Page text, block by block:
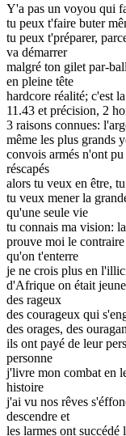
Y'a pas un voyou qui
tu peux t'faire buter
tu peux t'préparer,
va démarrer
malgré ton gilet par-
en pleine tête
hardcore réalité; c'est
11.43 et précision, 2
3 raisons connues:
même les plus grands
convois armés n'ont
réscapés
alors tu veux en être,
tu veux mener la
qu'une seule vie
tu connais ma vision:
prouve moi le
qu'on t'enterre
je ne crois plus en
d'Afrique on était
des rageux
des courageux qui
des orages, des
ils ont payé de leur
personne
j'livre mon combat en
histoire
j'ai vu nos rêves
descendre et
les larmes ont